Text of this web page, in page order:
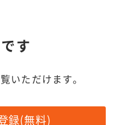
す
いただけます。
録(無料)